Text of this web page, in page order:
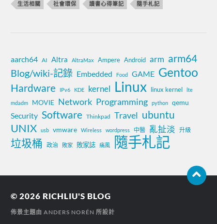
生活相關 社會環保 讀書心得筆記 隨手札記
aarch64 AI Altra AltraMax Ampere Android arm arm64
Blog/wiki-記錄 Embedded Food GAME Gentoo
Hardware IPv6 KDE kernel Linux linux kernel lte
mdadm MOVIE Network Programming python qemu
Security Software Thinkpad Travel ubuntu
UNIX usb vmware Wireless wordpress 中醫 亂扯淡 升級
垃圾桶 政治 敗家 敗家誌 痛風 隨手札記
© 2026 RICHLIU'S BLOG
佈景主題由ANDERS NORÉN 所設計